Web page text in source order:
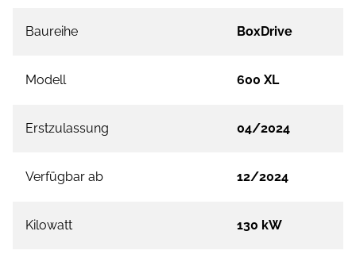
Baureihe BoxDrive
Modell 600 XL
Erstzulassung 04/2024
Verfügbar ab 12/2024
Kilowatt 130 kW